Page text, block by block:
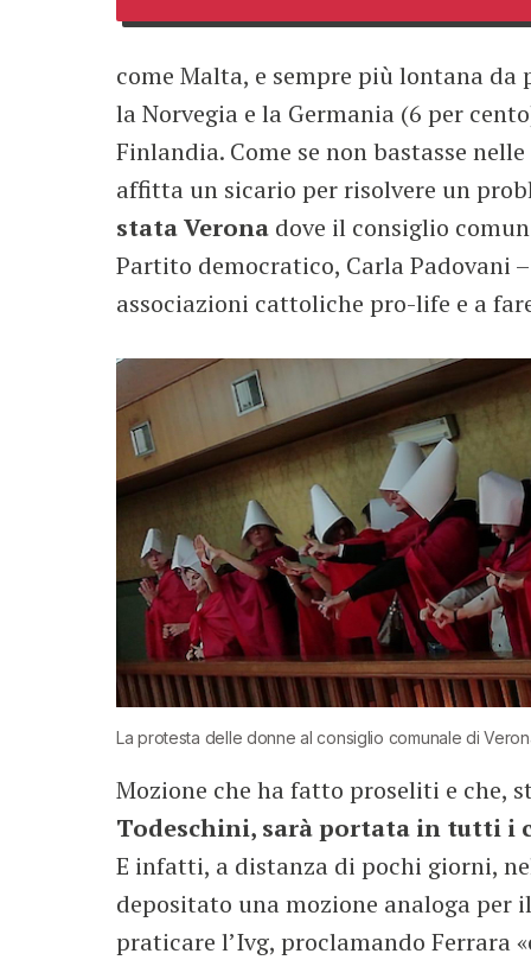
come Malta, e sempre più lontana da
la Norvegia e la Germania (6 per
Finlandia. Come se non bastasse
affitta un sicario per risolvere un
stata Verona dove il consiglio
Partito democratico, Carla Padovani
associazioni cattoliche pro-life e a
La protesta delle donne al consiglio comunale di
Mozione che ha fatto proseliti e che,
Todeschini, sarà portata in tutti i
E infatti, a distanza di pochi giorni,
depositato una mozione analoga per
praticare l’Ivg, proclamando Ferrara